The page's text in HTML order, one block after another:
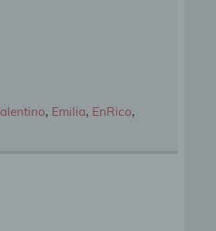
, Emilia, EnRico,